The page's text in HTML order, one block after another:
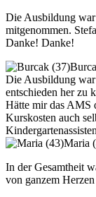
Die Ausbildung
mitgenommen.
Danke! Danke!
Die Ausbildung war
entschieden her zu
Hätte mir das AMS
Kurskosten auch
Maria
In der Gesamtheit
von ganzem